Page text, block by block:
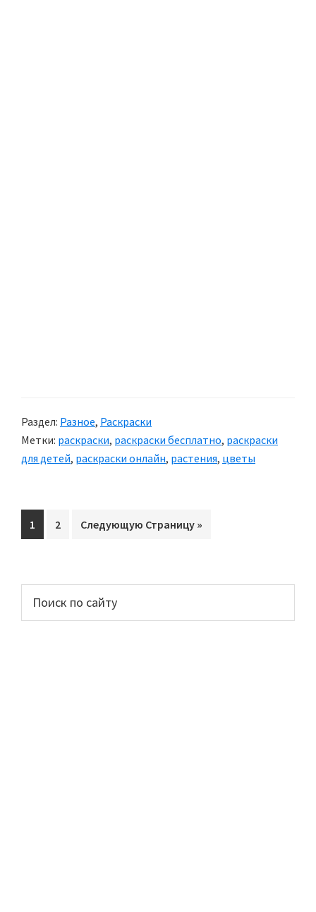
Раздел: Разное, Раскраски
Метки: раскраски, раскраски бесплатно, раскраски
для детей, раскраски онлайн, растения, цветы
Перейти
на
1
Перейти
2
Перейти
Следующую Страницу »
Основной
сайдбар